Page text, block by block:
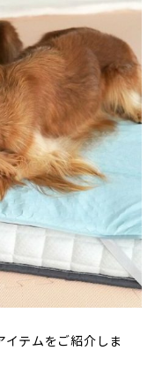
テムをご紹介しま